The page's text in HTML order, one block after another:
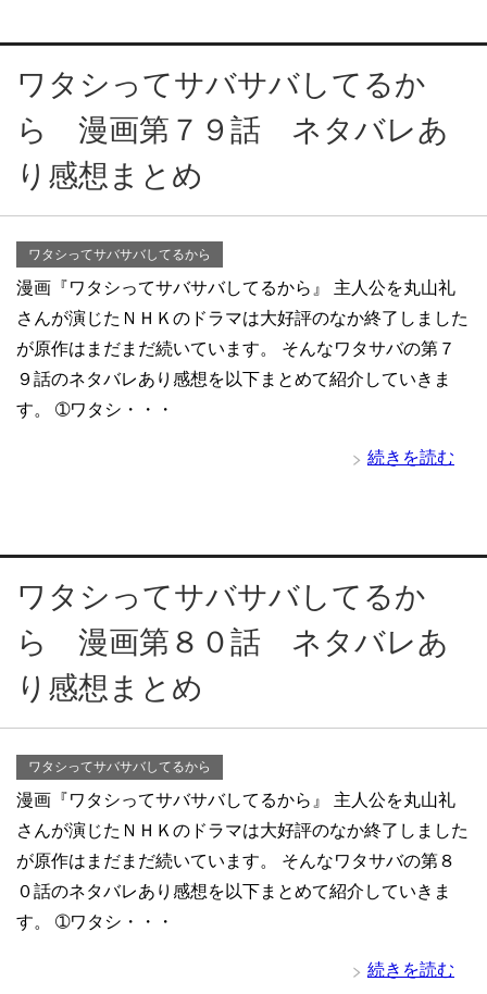
ワタシってサバサバしてるか
ら 漫画第７９話 ネタバレあ
り感想まとめ
ワタシってサバサバしてるから
漫画『ワタシってサバサバしてるから』 主人公を丸山礼
さんが演じたＮＨＫのドラマは大好評のなか終了しました
が原作はまだまだ続いています。 そんなワタサバの第７
９話のネタバレあり感想を以下まとめて紹介していきま
す。 ➀ワタシ・・・
続きを読む
ワタシってサバサバしてるか
ら 漫画第８０話 ネタバレあ
り感想まとめ
ワタシってサバサバしてるから
漫画『ワタシってサバサバしてるから』 主人公を丸山礼
さんが演じたＮＨＫのドラマは大好評のなか終了しました
が原作はまだまだ続いています。 そんなワタサバの第８
０話のネタバレあり感想を以下まとめて紹介していきま
す。 ➀ワタシ・・・
続きを読む